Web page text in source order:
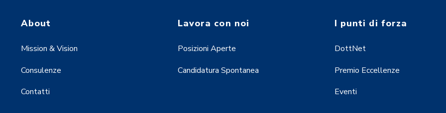
About
Mission & Vision
Consulenze
Contatti
Lavora con noi
Posizioni Aperte
Candidatura Spontanea
I punti di forza
DottNet
Premio Eccellenze
Eventi